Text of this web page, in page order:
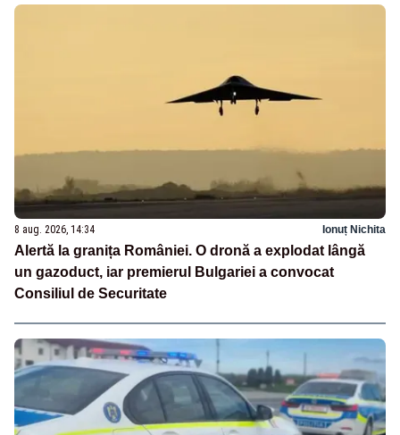
8 aug. 2026, 14:34 Ionuț Nichita
Alertă la granița României. O dronă a explodat lângă
un gazoduct, iar premierul Bulgariei a convocat
Consiliul de Securitate